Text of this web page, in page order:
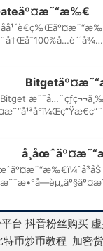
台 抖音粉丝购买
特币炒币教程 加密